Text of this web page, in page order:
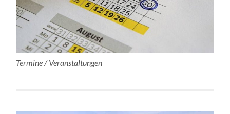
Termine / Veranstaltungen